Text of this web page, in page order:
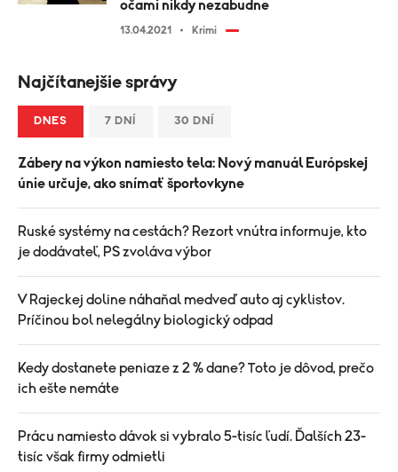
očami nikdy nezabudne
13.04.2021 Krimi
Najčítanejšie správy
DNES 7 DNÍ 30 DNÍ
Zábery na výkon namiesto tela: Nový manuál Európskej
únie určuje, ako snímať športovkyne
Ruské systémy na cestách? Rezort vnútra informuje, kto
je dodávateľ, PS zvoláva výbor
V Rajeckej doline náhaňal medveď auto aj cyklistov.
Príčinou bol nelegálny biologický odpad
Kedy dostanete peniaze z 2 % dane? Toto je dôvod, prečo
ich ešte nemáte
Prácu namiesto dávok si vybralo 5-tisíc ľudí. Ďalších 23-
tisíc však firmy odmietli